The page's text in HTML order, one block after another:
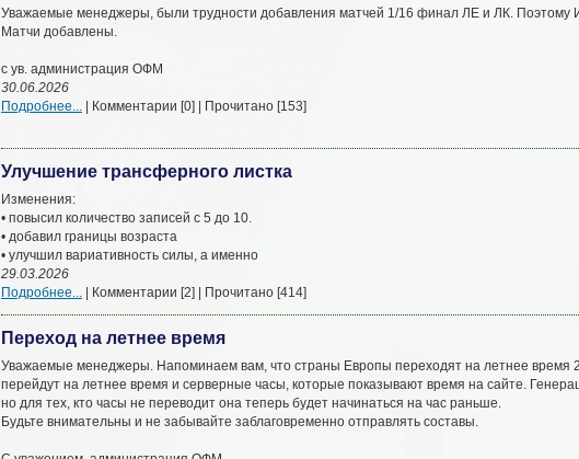
Уважаемые менеджеры, были трудности добавления матчей 1/16 финал ЛЕ и ЛК. Поэтому
Матчи добавлены.
с ув. администрация ОФМ
30.06.2026
Подробнее...
| Комментарии [0] | Прочитано [153]
Улучшение трансферного листка
Изменения:
• повысил количество записей с 5 до 10.
• добавил границы возраста
• улучшил вариативность силы, а именно
29.03.2026
Подробнее...
| Комментарии [2] | Прочитано [414]
Переход на летнее время
Уважаемые менеджеры. Напоминаем вам, что страны Европы переходят на летнее время
перейдут на летнее время и серверные часы, которые показывают время на сайте.
но для тех, кто часы не переводит она теперь будет начинаться на час раньше.
Будьте внимательны и не забывайте заблаговременно отправлять составы.